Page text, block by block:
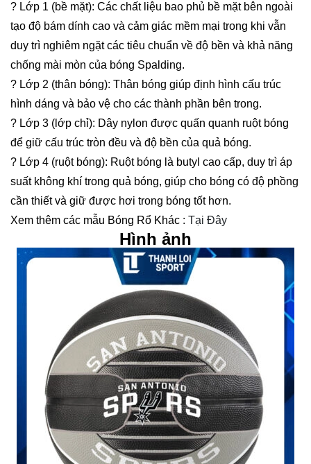
? Lớp 1 (bề mặt): Các chất liệu bao phủ bề mặt bên ngoài
tạo độ bám dính cao và cảm giác mềm mại trong khi vẫn
duy trì nghiêm ngặt các tiêu chuẩn về độ bền và khả năng
chống mài mòn của bóng Spalding.
? Lớp 2 (thân bóng): Thân bóng giúp định hình cấu trúc
hình dáng và bảo vệ cho các thành phần bên trong.
? Lớp 3 (lớp chỉ): Dây nylon được quấn quanh ruột bóng
để giữ cấu trúc tròn đều và độ bền của quả bóng.
? Lớp 4 (ruột bóng): Ruột bóng là butyl cao cấp, duy trì áp
suất không khí trong quả bóng, giúp cho bóng có độ phồng
cần thiết và giữ được hơi trong bóng tốt hơn.
Xem thêm các mẫu Bóng Rổ Khác : Tại Đây
Hình ảnh